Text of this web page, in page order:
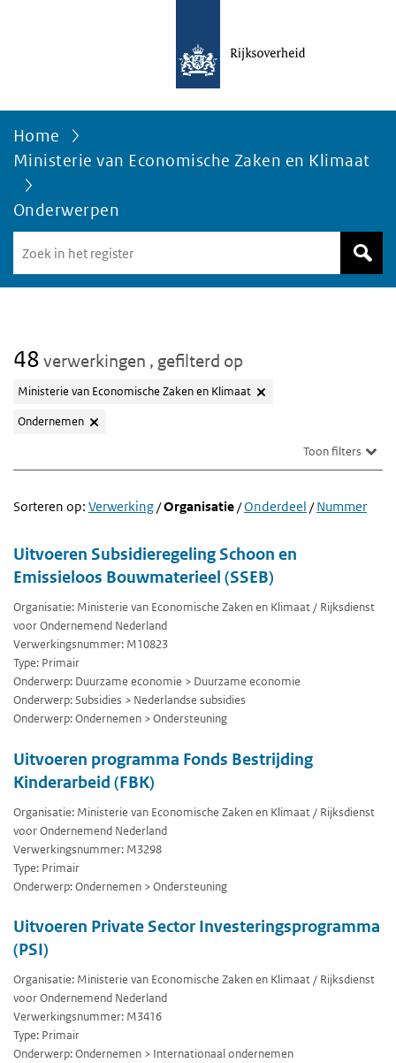
Home
Ministerie van Economische Zaken en Klimaat
Onderwerpen
in
het
48 verwerkingen , gefilterd op
Ministerie van Economische Zaken en Klimaat
Ondernemen
Toon filters
Sorteren op: Verwerking/Organisatie/Onderdeel /Nummer
Uitvoeren Subsidieregeling Schoon en
Emissieloos Bouwmaterieel (SSEB)
Organisatie: Ministerie van Economische Zaken en Klimaat / Rijksdienst
voor Ondernemend Nederland
Verwerkingsnummer: M10823
Type: Primair
Onderwerp: Duurzame economie > Duurzame economie
Onderwerp: Subsidies > Nederlandse subsidies
Onderwerp: Ondernemen > Ondersteuning
Uitvoeren programma Fonds Bestrijding
Kinderarbeid (FBK)
Organisatie: Ministerie van Economische Zaken en Klimaat / Rijksdienst
voor Ondernemend Nederland
Verwerkingsnummer: M3298
Type: Primair
Onderwerp: Ondernemen > Ondersteuning
Uitvoeren Private Sector Investeringsprogramma
(PSI)
Organisatie: Ministerie van Economische Zaken en Klimaat / Rijksdienst
voor Ondernemend Nederland
Verwerkingsnummer: M3416
Type: Primair
Onderwerp: Ondernemen > Internationaal ondernemen